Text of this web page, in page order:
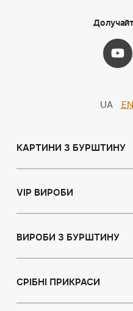
UA
КАРТИНИ З БУРШТИНУ
Іменні ікони
Натюрморт
Мисливська тема
VIP ВИРОБИ
Ікони з пластин
ВИРОБИ З БУРШТИНУ
Браслети
СРІБНІ ПРИКРАСИ